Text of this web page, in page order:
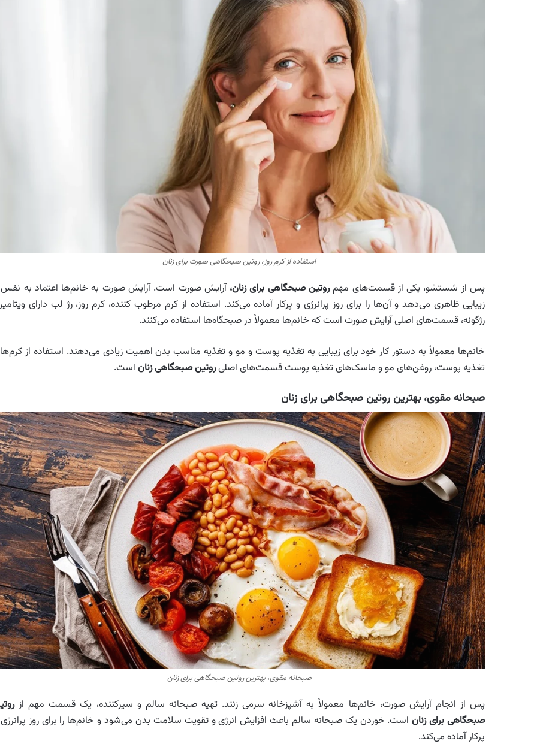
استفاده از کرم روز، روتین صبحگاهی صورت برای زنان
پس از شستشو، یکی از قسمت‌های مهمروتین صبحگاهی برای زنان، آرایش صورت است. آرایش صورت به خانم‌ها اعتماد به‌
زیبایی ظاهری می‌دهد و آن‌ها را برای روز پرانرژی و پرکار آماده می‌کند. استفاده از کرم مرطوب‌ کننده، کرم روز، رژ لب دارای
رژگونه، قسمت‌های اصلی آرایش صورت است که خانم‌ها معمولاً در صبحگاه‌ها استفاده می‌کنند.
خانم‌ها معمولاً به دستور کار خود برای زیبایی به تغذیه پوست و مو و تغذیه مناسب بدن اهمیت زیادی می‌دهند. استفاده از
تغذیه پوست، روغن‌های مو و ماسک‌های تغذیه پوست قسمت‌های اصلیروتین صبحگاهی زنان است.
صبحانه مقوی، بهترین روتین صبحگاهی برای زنان
صبحانه مقوی، بهترین روتین صبحگاهی برای زنان
پس از انجام آرایش صورت، خانم‌ها معمولاً به آشپزخانه سرمی زنند. تهیه صبحانه سالم و سیرکننده، یک قسمت مهم از
صبحگاهی برای زناناست. خوردن یک صبحانه سالم باعث افزایش انرژی و تقویت سلامت بدن می‌شود و خانم‌ها را برای روز
پرکار آماده می‌کند.